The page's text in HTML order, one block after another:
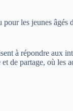
les jeunes âgés
à répondre aux
de partage, où